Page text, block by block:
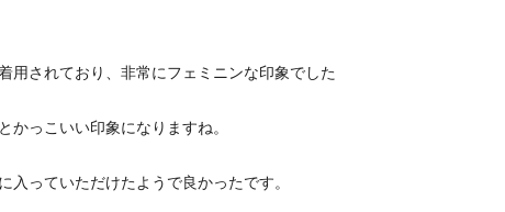
用されており、非常にフェミニンな印象でした
かっこいい印象になりますね。
入っていただけたようで良かったです。